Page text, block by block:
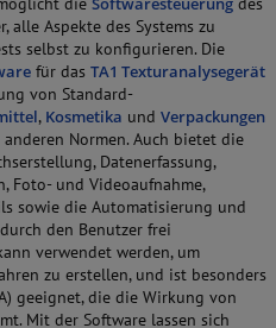
alle Aspekte des Systems zu
selbst zu konfigurieren. Die
für das TA1 Texturanalysegerät
von Standard-
, Kosmetika und Verpackungen
anderen Normen. Auch bietet die
Datenerfassung,
Foto- und Videoaufnahme,
sowie die Automatisierung und
den Benutzer frei
verwendet werden, um
zu erstellen, und ist besonders
geeignet, die die Wirkung von
Mit der Software lassen sich